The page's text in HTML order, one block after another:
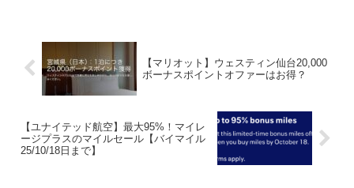
【マリオット】ウェスティン仙台20,000
ボーナスポイントオファーはお得？
【ユナイテッド航空】最大95%！マイレ
ージプラスのマイルセール【バイマイル
25/10/18日まで】